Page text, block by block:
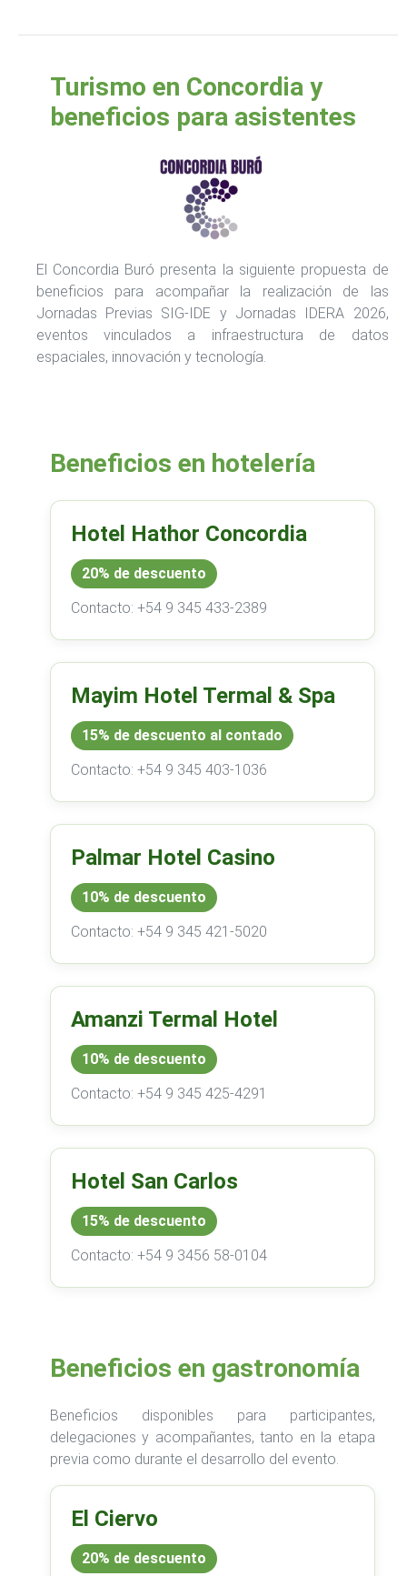
Turismo en Concordia y
beneficios para asistentes
El Concordia Buró presenta la siguiente propuesta de
beneficios para acompañar la realización de las
Jornadas Previas SIG-IDE y Jornadas IDERA 2026,
eventos vinculados a infraestructura de datos
espaciales, innovación y tecnología.
Beneficios en hotelería
Hotel Hathor Concordia
20% de descuento
Contacto: +54 9 345 433-2389
Mayim Hotel Termal & Spa
15% de descuento al contado
Contacto: +54 9 345 403-1036
Palmar Hotel Casino
10% de descuento
Contacto: +54 9 345 421-5020
Amanzi Termal Hotel
10% de descuento
Contacto: +54 9 345 425-4291
Hotel San Carlos
15% de descuento
Contacto: +54 9 3456 58-0104
Beneficios en gastronomía
Beneficios disponibles para participantes,
delegaciones y acompañantes, tanto en la etapa
previa como durante el desarrollo del evento.
El Ciervo
20% de descuento